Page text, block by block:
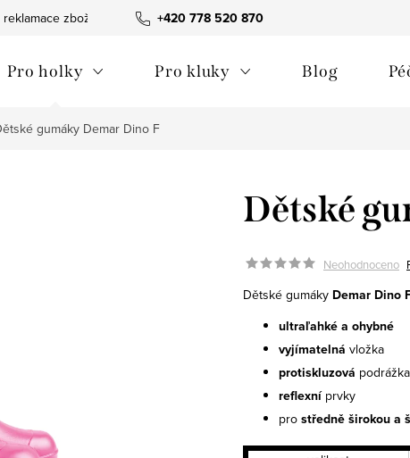
+420 778 520 870
zboží Obchodní podmínky
Pro holky Pro kluky Blog
gumáky Demar Dino F
Dětské
Neohodnoceno
Dětské gumáky Demar Dino
ultraľahké a ohybné
vyjímatelná vložka
protiskluzová podrážka
reflexníprvky
pro středně širokou a